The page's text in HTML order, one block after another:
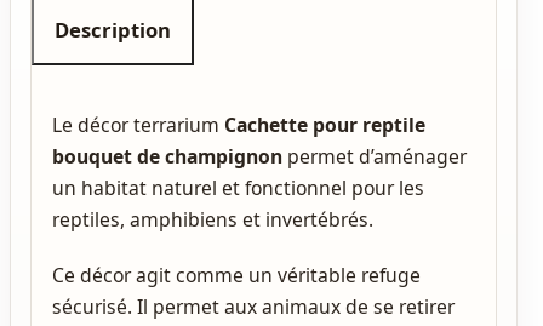
Description
Le décor terrarium Cachette pour reptile
bouquet de champignonpermet d’aménager
un habitat naturel et fonctionnel pour les
reptiles, amphibiens et invertébrés.
Ce décor agit comme un véritable refuge
sécurisé. Il permet aux animaux de se retirer